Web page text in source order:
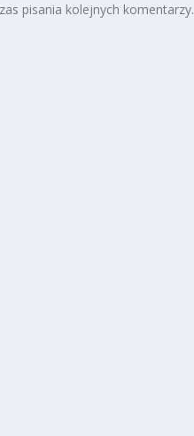
pisania kolejnych komentarzy.